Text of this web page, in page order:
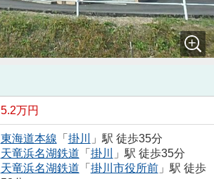
5.2万円
東海道本線 「 掛川
」駅 徒歩35分
天竜浜名湖鉄道 「 掛川
」駅 徒歩35分
天竜浜名湖鉄道 「 掛川市役所前」駅 徒歩